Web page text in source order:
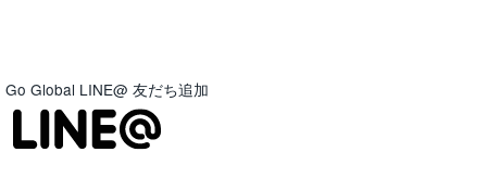
Go Global LINE@ 友だち追加